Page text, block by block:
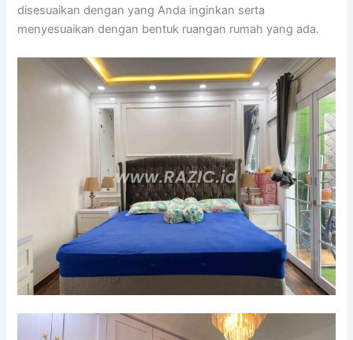
disesuaikan dengan yang Anda inginkan serta
menyesuaikan dengan bentuk ruangan rumah yang ada.